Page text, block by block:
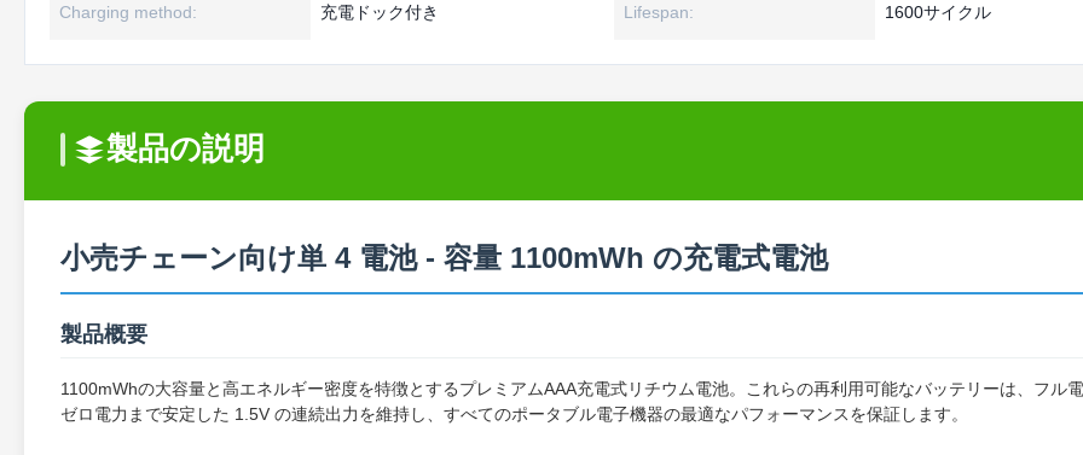
Charging method: 充電ドック付き Lifespan: 1600サイクル
製品の説明
小売チェーン向け単 4 電池 - 容量 1100mWh の充電式電池
製品概要
1100mWhの大容量と高エネルギー密度を特徴とするプレミアムAAA充電式リチウム電池。これらの再利用可能なバッテリーは、フル
ゼロ電力まで安定した 1.5V の連続出力を維持し、すべてのポータブル電子機器の最適なパフォーマンスを保証します。